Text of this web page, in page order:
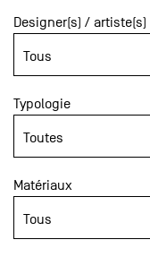
Designer(s) / artiste(s)
Typologie
Matériaux